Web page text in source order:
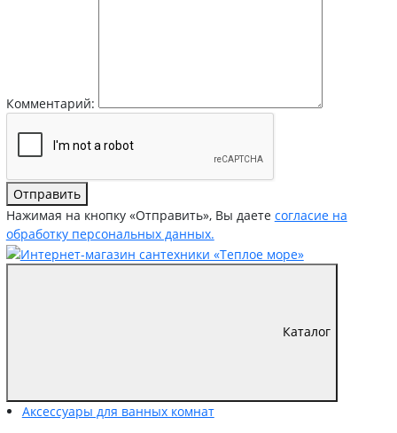
Комментарий:
Отправить
Нажимая на кнопку «Отправить», Вы даете согласие на
обработку персональных данных.
Каталог
Аксессуары для ванных комнат